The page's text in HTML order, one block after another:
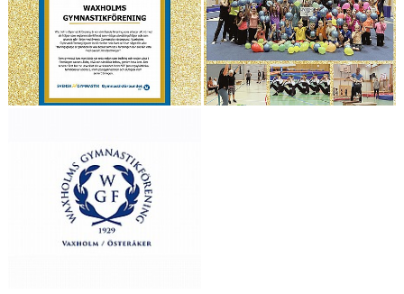
SPONSOR & SUPPORTER
SKADEANMÄLAN